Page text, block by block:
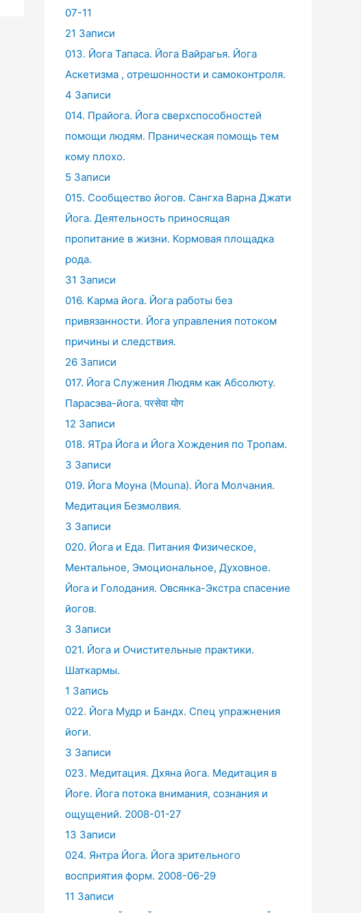
07-11
21 Записи
013. Йога Тапаса. Йога Вайрагья. Йога
Аскетизма , отрешонности и самоконтроля.
4 Записи
014. Прайога. Йога сверхспособностей
помощи людям. Праническая помощь тем
кому плохо.
5 Записи
015. Сообщество йогов. Сангха Варна Джати
Йога. Деятельность приносящая
пропитание в жизни. Кормовая площадка
рода.
31 Записи
016. Карма йога. Йога работы без
привязанности. Йога управления потоком
причины и следствия.
26 Записи
017. Йога Служения Людям как Абсолюту.
Парасэва-йога. परसेवा योग
12 Записи
018. ЯТра Йога и Йога Хождения по Тропам.
3 Записи
019. Йога Моуна (Mouna). Йога Молчания.
Медитация Безмолвия.
3 Записи
020. Йога и Еда. Питания Физическое,
Ментальное, Эмоциональное, Духовное.
Йога и Голодания. Овсянка-Экстра спасение
йогов.
3 Записи
021. Йога и Очистительные практики.
Шаткармы.
1 Запись
022. Йога Мудр и Бандх. Спец упражнения
йоги.
3 Записи
023. Медитация. Дхяна йога. Медитация в
Йоге. Йога потока внимания, сознания и
ощущений. 2008-01-27
13 Записи
024. Янтра Йога. Йога зрительного
восприятия форм. 2008-06-29
11 Записи